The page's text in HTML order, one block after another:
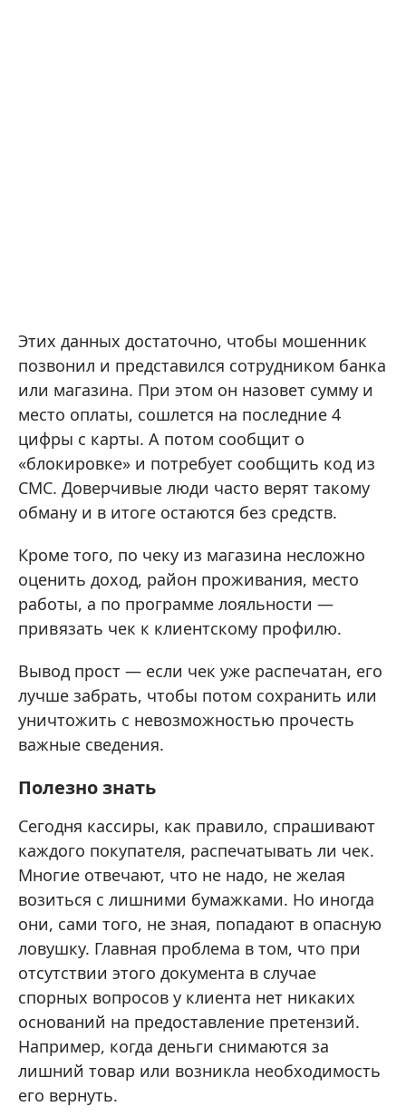
Этих данных достаточно, чтобы мошенник
позвонил и представился сотрудником банка
или магазина. При этом он назовет сумму и
место оплаты, сошлется на последние 4
цифры с карты. А потом сообщит о
«блокировке» и потребует сообщить код из
СМС. Доверчивые люди часто верят такому
обману и в итоге остаются без средств.
Кроме того, по чеку из магазина несложно
оценить доход, район проживания, место
работы, а по программе лояльности —
привязать чек к клиентскому профилю.
Вывод прост — если чек уже распечатан, его
лучше забрать, чтобы потом сохранить или
уничтожить с невозможностью прочесть
важные сведения.
Полезно знать
Сегодня кассиры, как правило, спрашивают
каждого покупателя, распечатывать ли чек.
Многие отвечают, что не надо, не желая
возиться с лишними бумажками. Но иногда
они, сами того, не зная, попадают в опасную
ловушку. Главная проблема в том, что при
отсутствии этого документа в случае
спорных вопросов у клиента нет никаких
оснований на предоставление претензий.
Например, когда деньги снимаются за
лишний товар или возникла необходимость
его вернуть.